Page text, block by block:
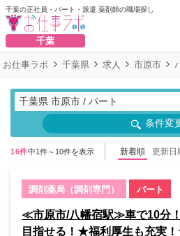
千葉の正社員・パート・派遣 薬剤師の職場探し
千葉
お仕事ラボ 千葉県 求人 市原市
千葉県 市原市 / パート
条件変
16件中1件～10件を表示 新着順 更新日
調剤薬局（調剤専門） パート
≪市原市/八幡宿駅≫車で10分
目指せる！★福利厚生も充実